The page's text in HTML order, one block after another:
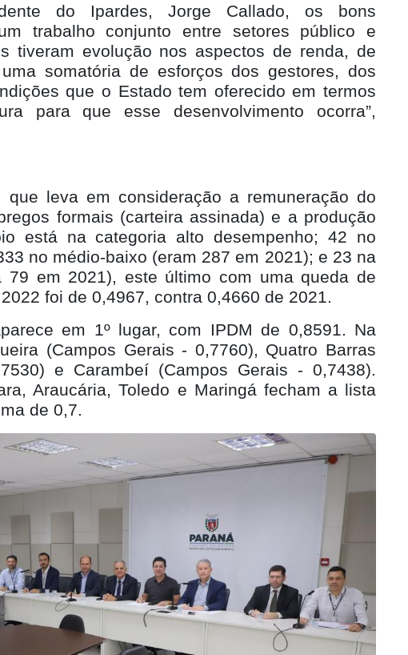
do Ipardes, Jorge Callado, os bons
trabalho conjunto entre setores público e
tiveram evolução nos aspectos de renda, de
somatória de esforços dos gestores, dos
que o Estado tem oferecido em termos
para que esse desenvolvimento ocorra”,
que leva em consideração a remuneração do
formais (carteira assinada) e a produção
está na categoria alto desempenho; 42 no
no médio-baixo (eram 287 em 2021); e 23 na
79 em 2021), este último com uma queda de
foi de 0,4967, contra 0,4660 de 2021.
em 1º lugar, com IPDM de 0,8591. Na
(Campos Gerais - 0,7760), Quatro Barras
e Carambeí (Campos Gerais - 0,7438).
Araucária, Toledo e Maringá fecham a lista
de 0,7.